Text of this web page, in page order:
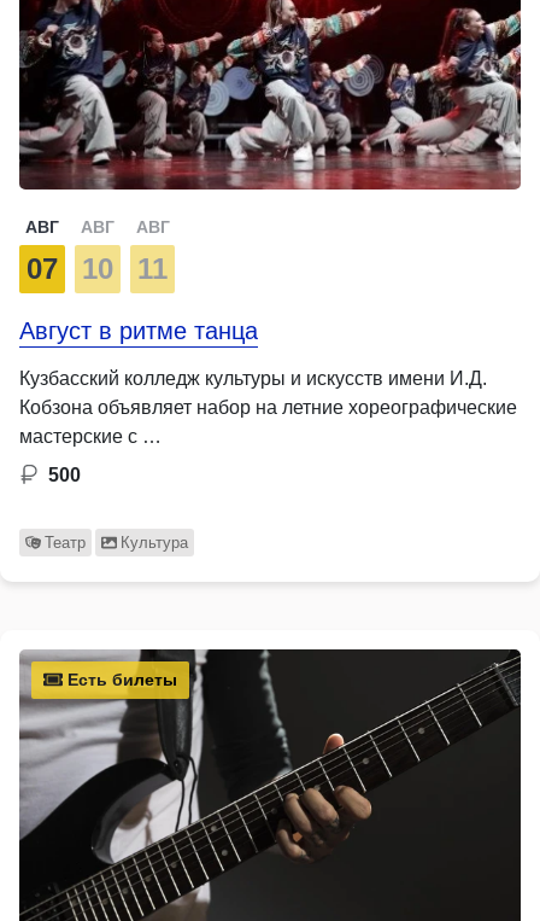
АВГ
07
АВГ
10
АВГ
11
Август в ритме танца
Кузбасский колледж культуры и искусств имени И.Д.
Кобзона объявляет набор на летние хореографические
мастерские с …
500
Театр Культура
Есть билеты